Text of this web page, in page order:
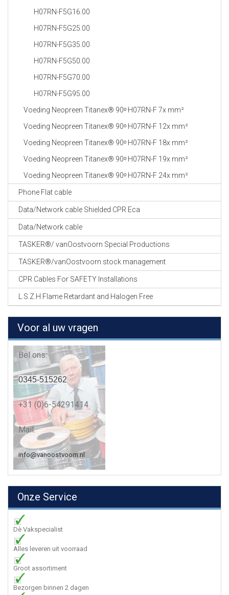
H07RN-F5G16.00
H07RN-F5G25.00
H07RN-F5G35.00
H07RN-F5G50.00
H07RN-F5G70.00
H07RN-F5G95.00
Voeding Neopreen Titanex® 90ᵒ H07RN-F 7x mm²
Voeding Neopreen Titanex® 90ᵒ H07RN-F 12x mm²
Voeding Neopreen Titanex® 90ᵒ H07RN-F 18x mm²
Voeding Neopreen Titanex® 90ᵒ H07RN-F 19x mm²
Voeding Neopreen Titanex® 90ᵒ H07RN-F 24x mm²
Phone Flat cable
Data/Network cable Shielded CPR Eca
Data/Network cable
TASKER®/ vanOostvoorn Special Productions
TASKER®/vanOostvoorn stock management
CPR Cables For SAFETY Installations
L.S.Z.H Flame Retardant and Halogen Free
Voor al uw vragen
Bel ons:
0345-515262
+31 (0)6-54291414
Mail:
info@vanoostvoorn.nl
Onze Service
Dè Vakspecialist
Alles leveren uit voorraad
Groot assortiment
Bezorgen binnen 2 dagen